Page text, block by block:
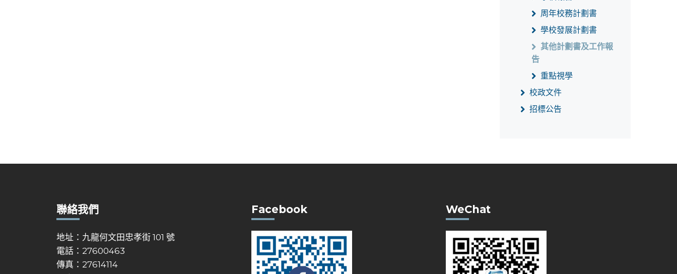
周年校務計劃書
學校發展計劃書
其他計劃書及工作報
告
重點視學
校政文件
招標公告
聯絡我們
地址：九龍何文田忠孝街 101 號
電話：27600463
傳真：27614114
Facebook WeChat